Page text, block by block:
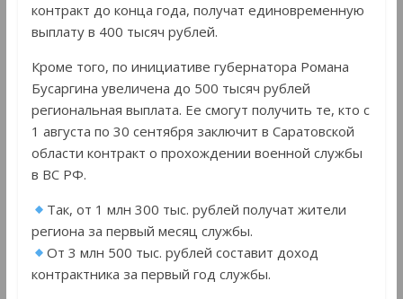
контракт до конца года, получат единовременную
выплату в 400 тысяч рублей.
Кроме того, по инициативе губернатора Романа
Бусаргина увеличена до 500 тысяч рублей
региональная выплата. Ее смогут получить те, кто с
1 августа по 30 сентября заключит в Саратовской
области контракт о прохождении военной службы
в ВС РФ.
Так, от 1 млн 300 тыс. рублей получат жители
региона за первый месяц службы.
От 3 млн 500 тыс. рублей составит доход
контрактника за первый год службы.